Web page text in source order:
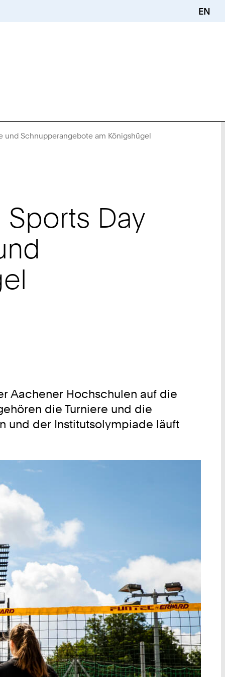
EN
und Schnupperangebote am Königshügel
Day
Aachener Hochschulen auf die
die Turniere und die
und der Institutsolympiade läuft